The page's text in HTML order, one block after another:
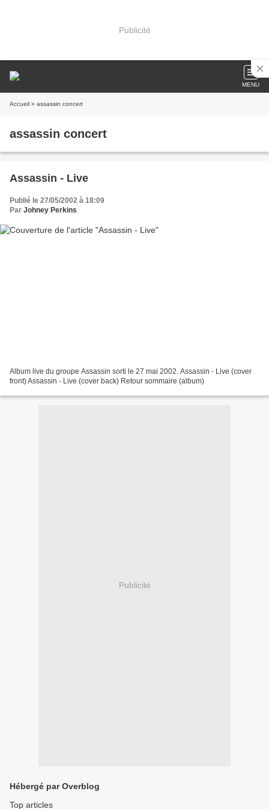
Publicité
MENU
Accueil » assassin concert
assassin concert
Assassin - Live
Publié le 27/05/2002 à 18:09
Par Johney Perkins
Album live du groupe Assassin sorti le 27 mai 2002. Assassin - Live (cover
front) Assassin - Live (cover back) Retour sommaire (album)
Publicité
Hébergé par Overblog
Top articles